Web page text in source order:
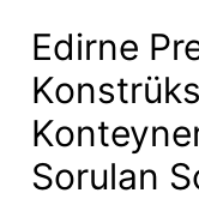
Edirne
Sorulan